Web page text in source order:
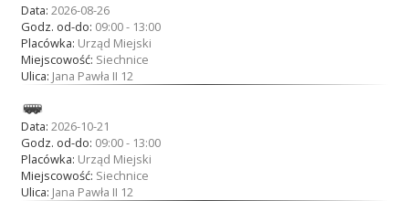
Data: 2026-08-26
Godz. od-do: 09:00 - 13:00
Placówka: Urząd Miejski
Miejscowość: Siechnice
Ulica: Jana Pawła II 12
Data: 2026-10-21
Godz. od-do: 09:00 - 13:00
Placówka: Urząd Miejski
Miejscowość: Siechnice
Ulica: Jana Pawła II 12